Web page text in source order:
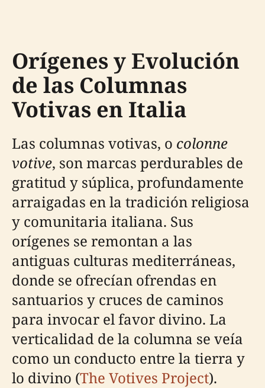
Orígenes y Evolución
de las Columnas
Votivas en Italia
Las columnas votivas, o colonne
votive, son marcas perdurables de
gratitud y súplica, profundamente
arraigadas en la tradición religiosa
y comunitaria italiana. Sus
orígenes se remontan a las
antiguas culturas mediterráneas,
donde se ofrecían ofrendas en
santuarios y cruces de caminos
para invocar el favor divino. La
verticalidad de la columna se veía
como un conducto entre la tierra y
lo divino (The Votives Project).